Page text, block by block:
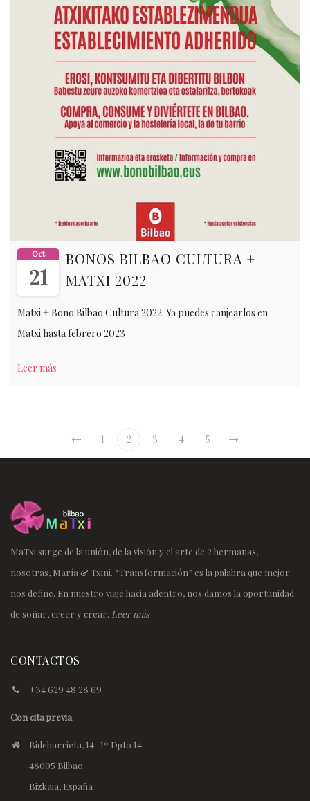
Oct
21
BONOS BILBAO CULTURA +
MATXI 2022
Matxi + Bono Bilbao Cultura 2022. Ya puedes canjearlos en
Matxi hasta febrero 2023
Leer más
1 2 3 4 5
MaTxi surge de la unión, de la visión y el arte de 2 hermanas,
nosotras, María & Txini. “Transformación” es la palabra que mejor
nos define. En nuestro viaje hacia adentro, nos damos la oportunidad
de soñar, creer y crear. Leer más
CONTACTOS
+34 629 48 28 69
Con cita previa
Bidebarrieta, 14 -1º Dpto 14
48005 Bilbao
Bizkaia, España